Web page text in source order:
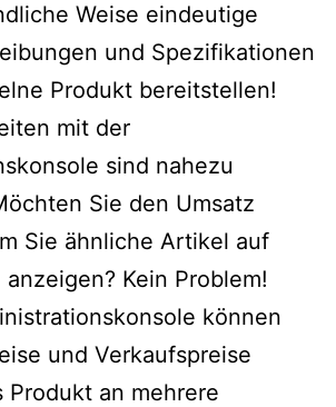
Weise eindeutige
und Spezifikationen
Produkt bereitstellen!
mit der
sind nahezu
Sie den Umsatz
Sie ähnliche Artikel auf
Kein Problem!
können
und Verkaufspreise
Produkt an mehrere